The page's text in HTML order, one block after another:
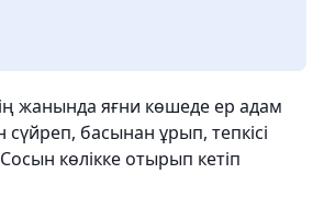
жанында яғни көшеде ер адам
басынан ұрып, тепкісі
Сосын көлікке отырып кетіп